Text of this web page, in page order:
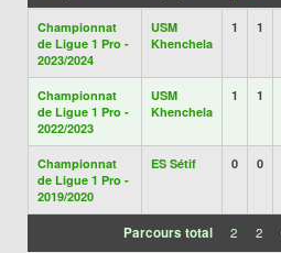
Championnat
de Ligue 1 Pro -
2023/2024
USM
Khenchela
1 1
Championnat
de Ligue 1 Pro -
2022/2023
USM
Khenchela
1 1
Championnat
de Ligue 1 Pro -
2019/2020
ES Sétif 0 0
Parcours total 2 2